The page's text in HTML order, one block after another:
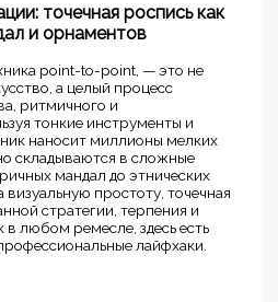
точечная роспись как
и орнаментов
point-to-point, — это не
а целый процесс
ритмичного и
тонкие инструменты и
наносит миллионы мелких
складываются в сложные
мандал до этнических
простоту, точечная
стратегии, терпения и
в любом ремесле, здесь есть
лайфхаки.